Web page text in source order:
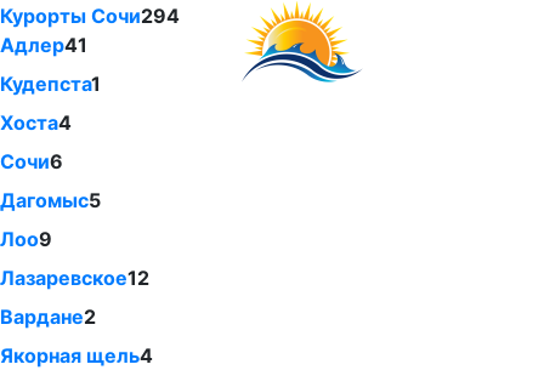
Курорты Сочи294
Адлер41
Кудепста1
Хоста4
Сочи6
Дагомыс5
Лоо9
Лазаревское12
Вардане2
Якорная щель4